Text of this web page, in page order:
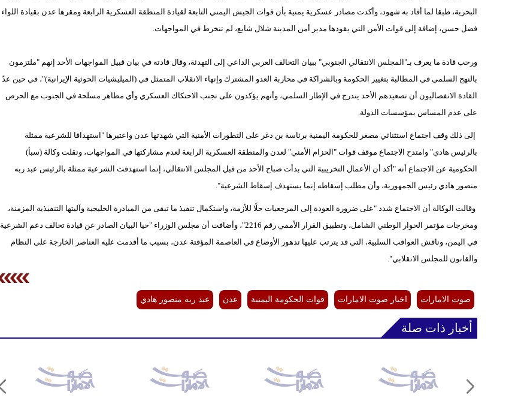
البحرية، طبقا لما أفاد به شهود، وأكدت مصادر عسكرية يمنية بأن قوات الجيش اليمني التابعة لقيادة المنطقة العسكرية الرابعة ومقرها عدن بقيادة اللواء
فضل حسن، إضافة إلى قوات الأمن التي يقودها مدير أمن المدينة شلال شايع، لم تنخرط في المواجهات.
ورحب قادة ما يعرف بـ"المجلس الانتقالي الجنوبي" ببيان التحالف العربي الداعي إلى التهدئة، وقال قادته في بيان قبيل المواجهات الأحد إنهم "ملتزمون
بالنهج السلمي في المطالبة بتغيير الحكومة وبالشراكة في محاربة العدو المشترك وإنهاء الانقلاب المتمثل في (الميليشيات الحوثية الإيرانية)"، في حين عدّ
القادة الانفصاليون أن تصعيدهم الأحد يندرج في الإطار السلمي، وأنهم يؤكدون على تجنب الاحتكاك العسكري وأي مظاهر مسلحة في الجنوب مع الحرص
على عدم المساس بمؤسسات الدولة.
إلى ذلك وقف اجتماع استثنائي مصغر للحكومة اليمنية برئاسة بن دغر على التطورات الأمنية التي شهدتها عدن واعتبرها "استهدافا للشرعية ممثلة
بالرئيس هادي" وامتدح الاجتماع موقف قوات "الحزام الأمني" لعدن والمنطقة العسكرية الرابعة لعدم مشاركتها في المواجهات، ونقلت وكالة (سبأ)
الحكومية عن الاجتماع أنه "أكد أن الأعمال التخريبية التي بدأت صباح الأحد من قبل المجلس الانتقالي، إنما استهدفت الشرعية ممثلة بالرئيس عبد ربه
منصور هادي رئيس الجمهورية، وأن مطلب إسقاطه إنما يستهدف إسقاط الشرعية".
وقالت الوكالة أن الاجتماع شدد "على ضرورة العودة إلى المرجعيات حلًا للأزمة، واستكمال تنفيذ ما تبقى من المبادرة الخليجية وآليتها التنفيذية المزمنة،
ومخرجات مؤتمر الحوار الوطني الشامل، وتطبيق القرار الأممي رقم 2216"، وأضافت أن مجلس الوزراء "حيا البيان الصادر عن قيادة تحالف دعم الشرعية
في اليمن، وناقش العواقب السلبية، التي قد يترتب عليها تدهور الأوضاع في العاصمة المؤقتة عدن، بسبب ما أقدمت عليه العناصر الخارجة على النظام
والقانون للمجلس الانقلابي".
صوت الامارات اخبار صوت الامارات قوات الحكومة اليمنية عدن عبد ربه منصور هادي
أخبار ذات صلة